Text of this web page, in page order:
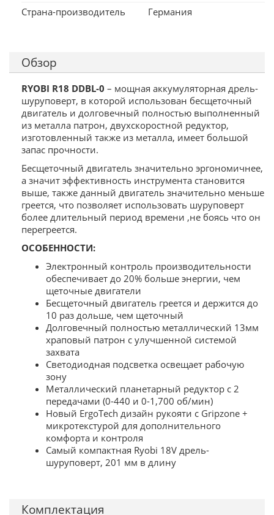
Страна-производитель
Германия
Обзор
RYOBI R18 DDBL-0 – мощная аккумуляторная дрель-
шуруповерт, в которой использован бесщеточный
двигатель и долговечный полностью выполненный
из металла патрон, двухскоростной редуктор,
изготовленный также из металла, имеет большой
запас прочности.
Бесщеточный двигатель значительно эргономичнее,
а значит эффективность инструмента становится
выше, также данный двигатель значительно меньше
греется, что позволяет использовать шуруповерт
более длительный период времени ,не боясь что он
перегреется.
ОСОБЕННОСТИ:
Электронный контроль производительности
обеспечивает до 20% больше энергии, чем
щеточные двигатели
Бесщеточный двигатель греется и держится до
10 раз дольше, чем щеточный
Долговечный полностью металлический 13мм
храповый патрон с улучшенной системой
захвата
Светодиодная подсветка освещает рабочую
зону
Металлический планетарный редуктор с 2
передачами (0-440 и 0-1,700 об/мин)
Новый ErgoTech дизайн рукояти с Gripzone +
микротекстурой для дополнительного
комфорта и контроля
Самый компактная Ryobi 18V дрель-
шуруповерт, 201 мм в длину
Комплектация